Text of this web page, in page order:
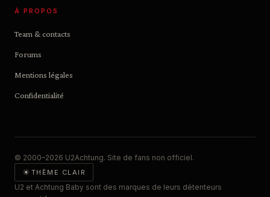
À PROPOS
Team & contacts
Forums
Mentions légales
Confidentialité
© 2000–2026 U2Achtung. Site de fans non officiel.
☀ THÈME CLAIR
U2 et Achtung Baby sont des marques de leurs détenteurs